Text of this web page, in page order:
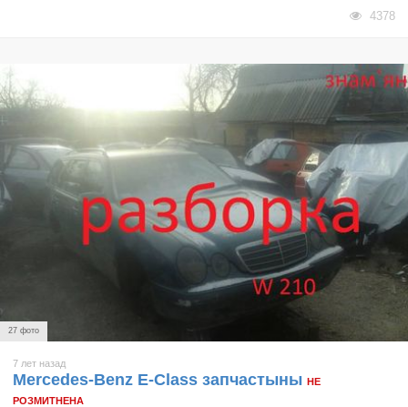
4378
27 фото
7 лет назад
Mercedes-Benz E-Class запчастыны НЕ
РОЗМИТНЕНА